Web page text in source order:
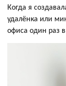
Когда я
удалёнка или
офиса один раз